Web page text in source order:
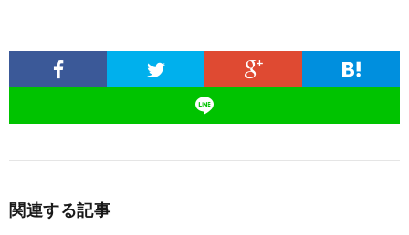
関連する記事